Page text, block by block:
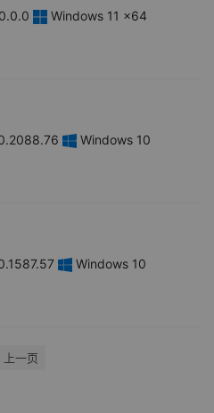
Windows 11 x64
Windows 10
Windows 10
上一页